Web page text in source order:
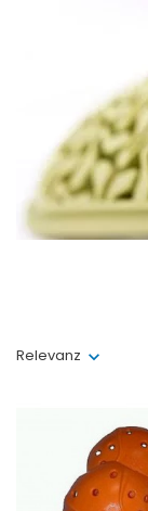
Relevanz